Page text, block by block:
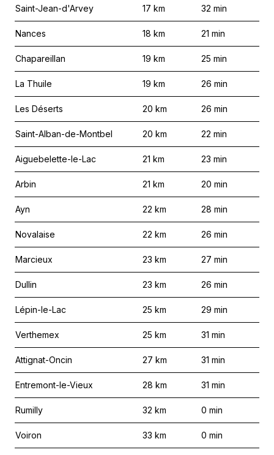
Saint-Jean-d'Arvey 17 km 32 min
Nances 18 km 21 min
Chapareillan 19 km 25 min
La Thuile 19 km 26 min
Les Déserts 20 km 26 min
Saint-Alban-de-Montbel 20 km 22 min
Aiguebelette-le-Lac 21 km 23 min
Arbin 21 km 20 min
Ayn 22 km 28 min
Novalaise 22 km 26 min
Marcieux 23 km 27 min
Dullin 23 km 26 min
Lépin-le-Lac 25 km 29 min
Verthemex 25 km 31 min
Attignat-Oncin 27 km 31 min
Entremont-le-Vieux 28 km 31 min
Rumilly 32 km 0 min
Voiron 33 km 0 min